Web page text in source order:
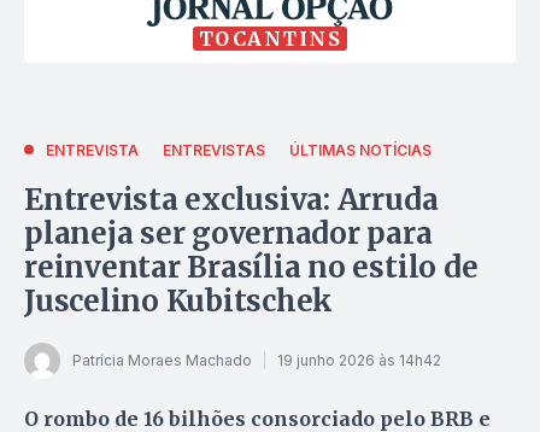
TOCANTINS
ENTREVISTA ENTREVISTAS ÚLTIMAS NOTÍCIAS
Entrevista exclusiva: Arruda
planeja ser governador para
reinventar Brasília no estilo de
Juscelino Kubitschek
Patrícia Moraes Machado 19 junho 2026 às 14h42
O rombo de 16 bilhões consorciado pelo BRB e